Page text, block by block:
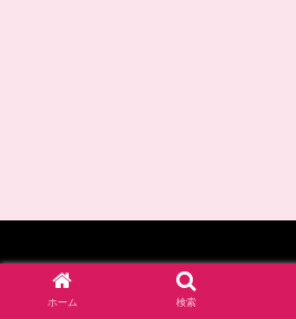
© 2017-2026 四谷学院保育士試験
ホーム 検索